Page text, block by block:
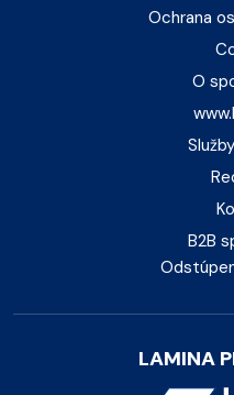
Ochrana
O
B2B
LAMINA